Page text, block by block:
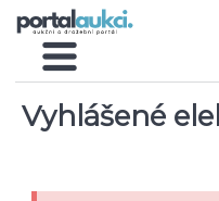
Vyhlášené